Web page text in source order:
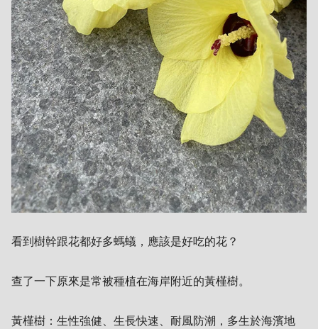
看到樹幹跟花都好多螞蟻，應該是好吃的花？
查了一下原來是常被種植在海岸附近的黃槿樹。
黃槿樹：生性強健、生長快速、耐風防潮，多生於海濱地